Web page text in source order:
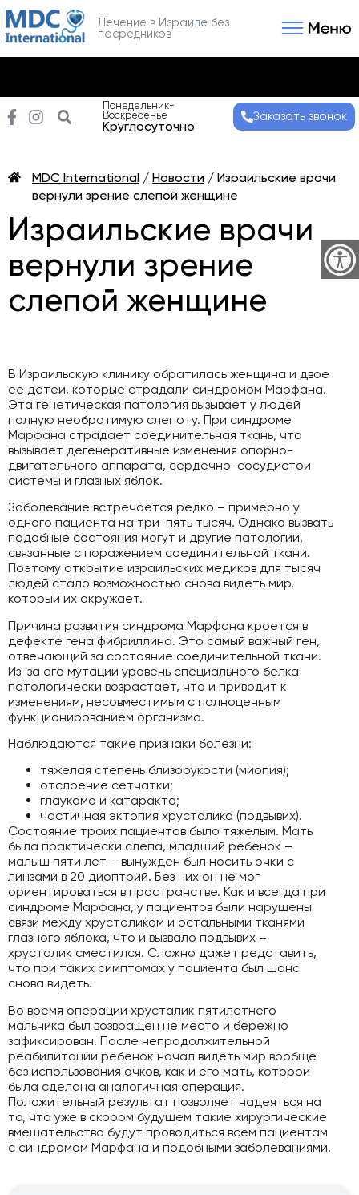
Лечение в Израиле без
посредников
Понедельник-
Воскресенье
Круглосуточно
Заказать звонок
MDC International / Новости / Израильские врачи
вернули зрение слепой женщине
Израильские врачи
вернули зрение
слепой женщине
В Израильскую клинику обратилась женщина и двое
ее детей, которые страдали синдромом Марфана.
Эта генетическая патология вызывает у людей
полную необратимую слепоту. При синдроме
Марфана страдает соединительная ткань, что
вызывает дегенеративные изменения опорно-
двигательного аппарата, сердечно-сосудистой
системы и глазных яблок.
Заболевание встречается редко – примерно у
одного пациента на три-пять тысяч. Однако вызвать
подобные состояния могут и другие патологии,
связанные с поражением соединительной ткани.
Поэтому открытие израильских медиков для тысяч
людей стало возможностью снова видеть мир,
который их окружает.
Причина развития синдрома Марфана кроется в
дефекте гена фибриллина. Это самый важный ген,
отвечающий за состояние соединительной ткани.
Из-за его мутации уровень специального белка
патологически возрастает, что и приводит к
изменениям, несовместимым с полноценным
функционированием организма.
Наблюдаются такие признаки болезни:
тяжелая степень близорукости (миопия);
отслоение сетчатки;
глаукома и катаракта;
частичная эктопия хрусталика (подвывих).
Состояние троих пациентов было тяжелым. Мать
была практически слепа, младший ребенок –
малыш пяти лет – вынужден был носить очки с
линзами в 20 диоптрий. Без них он не мог
ориентироваться в пространстве. Как и всегда при
синдроме Марфана, у пациентов были нарушены
связи между хрусталиком и остальными тканями
глазного яблока, что и вызвало подвывих –
хрусталик сместился. Сложно даже представить,
что при таких симптомах у пациента был шанс
снова видеть.
Во время операции хрусталик пятилетнего
мальчика был возвращен не место и бережно
зафиксирован. После непродолжительной
реабилитации ребенок начал видеть мир вообще
без использования очков, как и его мать, которой
была сделана аналогичная операция.
Положительный результат позволяет надеяться на
то, что уже в скором будущем такие хирургические
вмешательства будут проводиться всем пациентам
с синдромом Марфана и подобными заболеваниями.